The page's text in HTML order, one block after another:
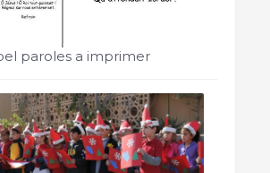
paroles a imprimer